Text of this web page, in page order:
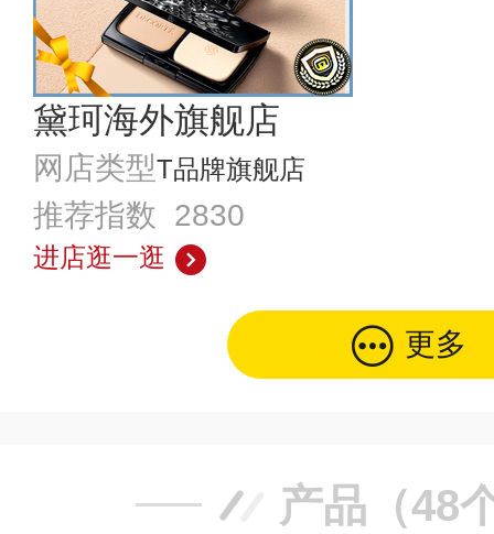
黛珂海外旗舰店
网店类型T品牌旗舰店
推荐指数 2830
进店逛一逛
更多
产品（48